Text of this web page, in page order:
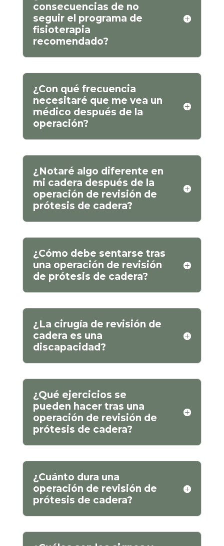
consecuencias de no
seguir el programa de
fisioterapia
recomendado?
¿Con qué frecuencia
necesitaré que me vea un
médico después de la
operación?
¿Notaré algo diferente en
mi cadera después de la
operación de revisión de
prótesis de cadera?
¿Cómo debe sentarse tras
una operación de revisión
de prótesis de cadera?
¿La cirugía de revisión de
cadera es una
discapacidad?
¿Qué ejercicios se
pueden hacer tras una
operación de revisión de
prótesis de cadera?
¿Cuánto dura una
operación de revisión de
prótesis de cadera?